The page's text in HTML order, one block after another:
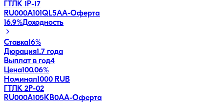
ГТЛК 1P-17
RU000A101QL5AA-Оферта
16.9%Доходность
Ставка16%
Дюрация1.7 года
Выплат в год4
Цена100.06%
Номинал1000 RUB
ГТЛК 2P-02
RU000A105KB0AA-Оферта